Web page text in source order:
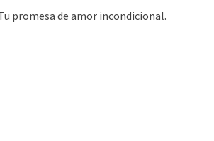
promesa de amor incondicional.